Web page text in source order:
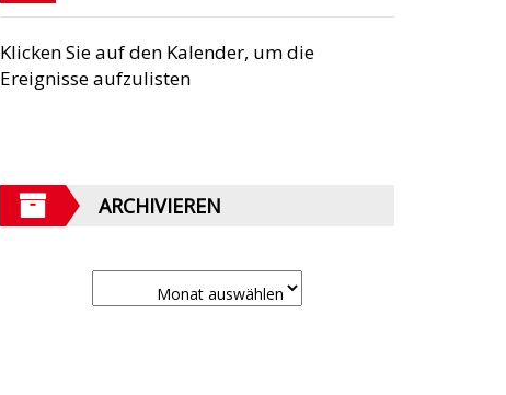
Klicken Sie auf den Kalender, um die
Ereignisse aufzulisten
ARCHIVIEREN